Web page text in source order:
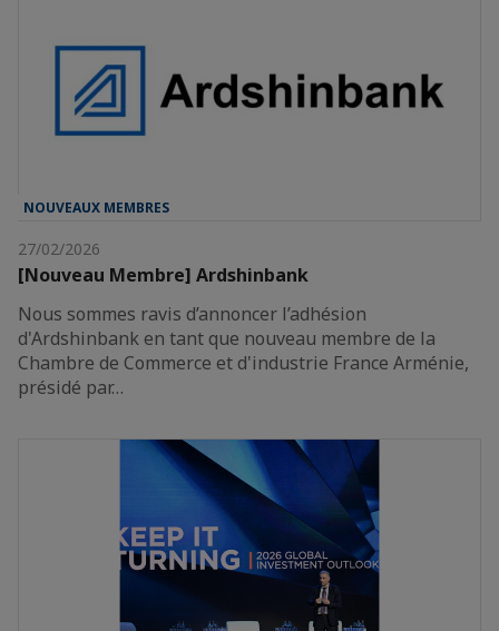
NOUVEAUX MEMBRES
27/02/2026
[Nouveau Membre] Ardshinbank
Nous sommes ravis d’annoncer l’adhésion
d'Ardshinbank en tant que nouveau membre de la
Chambre de Commerce et d'industrie France Arménie,
présidé par…